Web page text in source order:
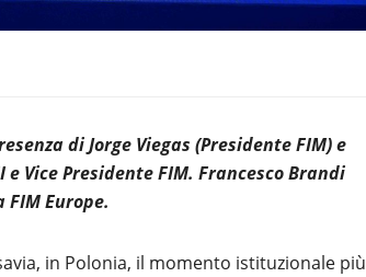
di Jorge Viegas (Presidente FIM) e
Vice Presidente FIM. Francesco Brandi
Europe.
in Polonia, il momento istituzionale più